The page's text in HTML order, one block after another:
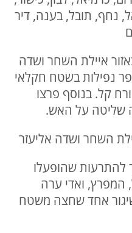
נחף, תובל, בענה, דיר
באזור איילת השחר ושדה
נפילות בשטח חקלאי
קל. בנוסף פרצו
שליטה על האש.
להתרעות שהופעלו
המפרץ, ואדי ערה
שיגור אחד שחצה משטח